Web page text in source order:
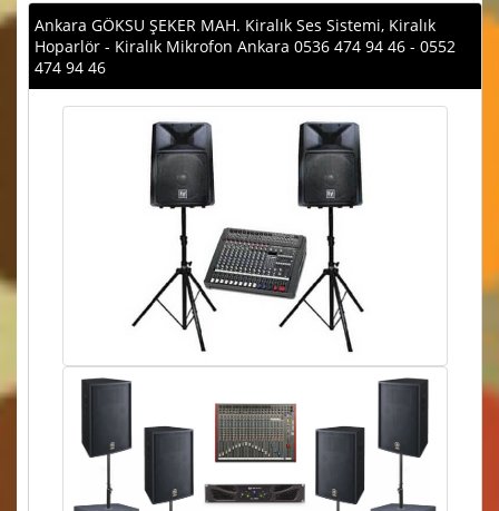
Ankara GÖKSU ŞEKER MAH. Kiralık Ses Sistemi, Kiralık
Hoparlör - Kiralık Mikrofon Ankara 0536 474 94 46 - 0552
474 94 46